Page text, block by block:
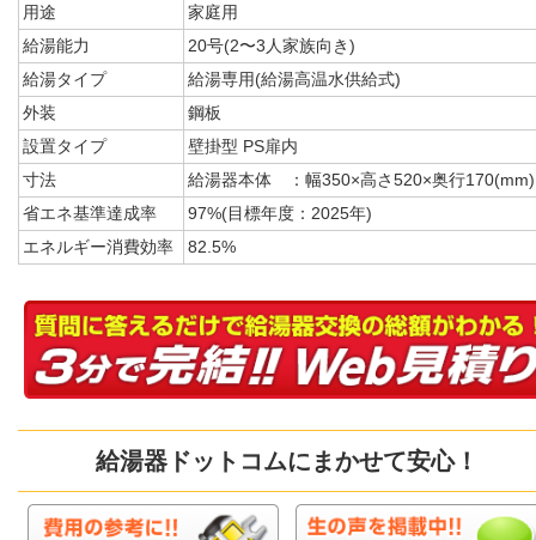
用途
家庭用
給湯能力
20号(2〜3人家族向き)
給湯タイプ
給湯専用(給湯高温水供給式)
外装
鋼板
設置タイプ
壁掛型 PS扉内
寸法
給湯器本体 ：幅350×高さ520×奥行170(mm)
省エネ基準達成率
97%(目標年度：2025年)
エネルギー消費効率
82.5%
給湯器ドットコムにまかせて安心！